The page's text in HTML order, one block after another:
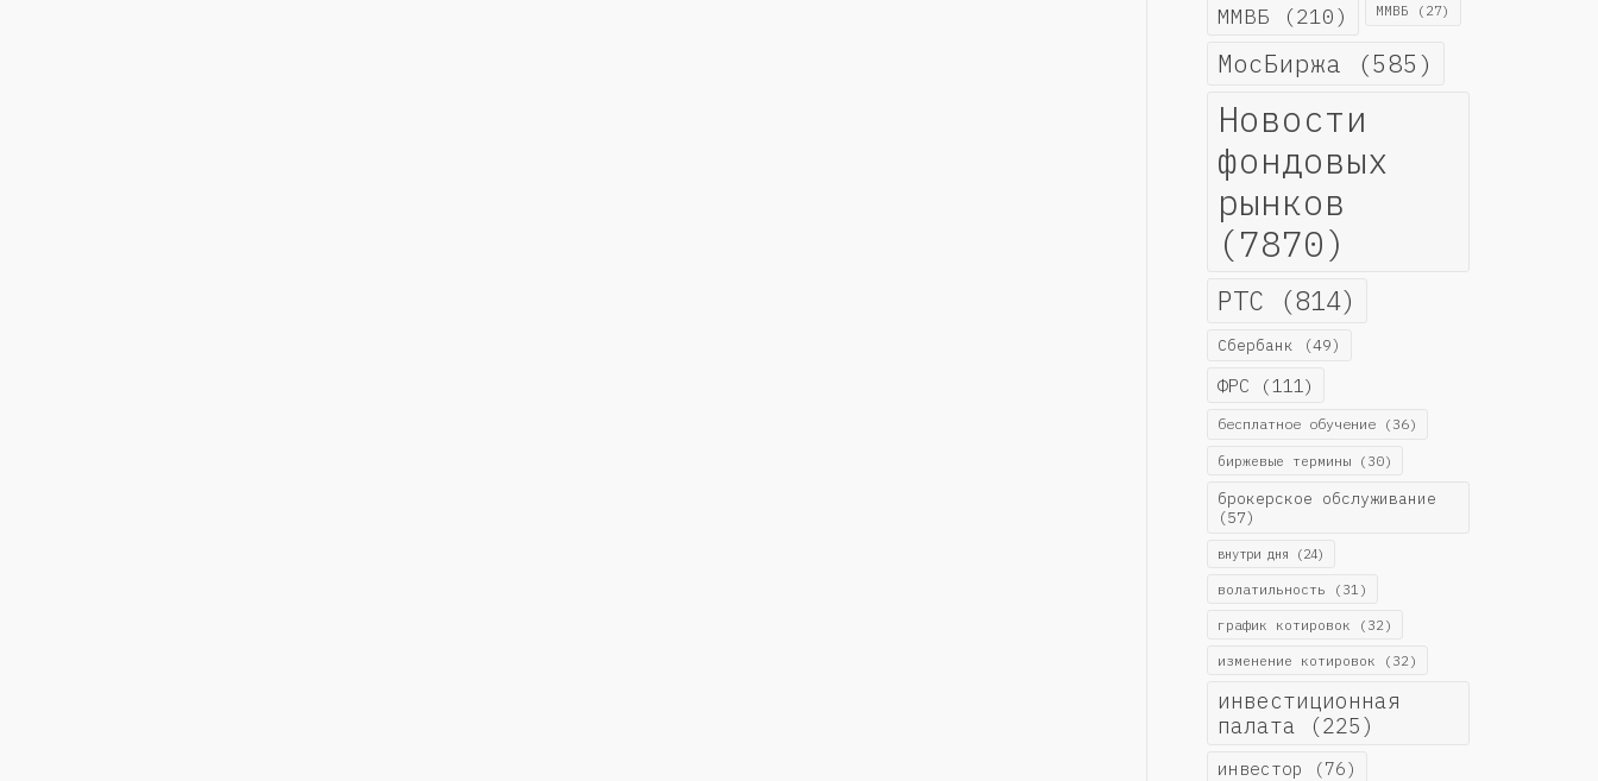
ММВБ (210) ММВБ (27)
МосБиржа (585)
Новости
фондовых
рынков
(7870)
РТС (814)
Сбербанк (49)
ФРС (111)
бесплатное обучение(36)
биржевые термины(30)
брокерское обслуживание
(57)
внутри дня (24)
волатильность (31)
график котировок (32)
изменение котировок (32)
инвестиционная
палата (225)
инвестор (76)